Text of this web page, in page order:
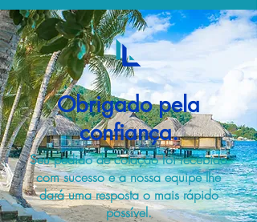
Obrigado pela
confiança.
Seu pedido de cotação foi recebido
com sucesso e a nossa equipe lhe
dará uma resposta o mais rápido
possível.